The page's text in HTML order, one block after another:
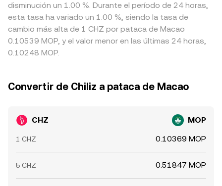
disminución un 1.00 %. Durante el período de 24 horas,
esta tasa ha variado un 1.00 %, siendo la tasa de
cambio más alta de 1 CHZ por pataca de Macao
0.10539 MOP, y el valor menor en las últimas 24 horas,
0.10248 MOP.
Convertir de Chiliz a pataca de Macao
CHZ MOP
1 CHZ 0.10369 MOP
5 CHZ 0.51847 MOP